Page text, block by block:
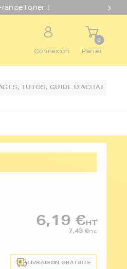
!
Connexion
0
Panier
TUTOS,GUIDE D'ACHAT
6,19 €HT
7,43 €TTC
LIVRAISON GRATUITE